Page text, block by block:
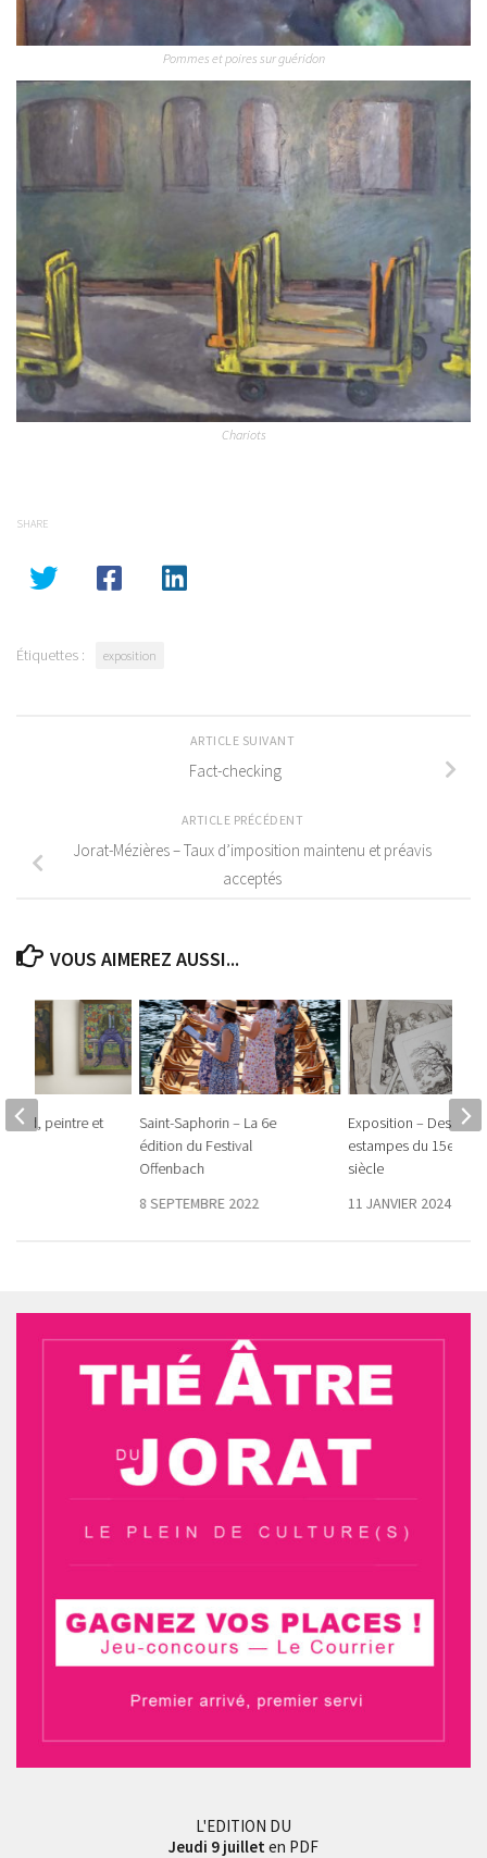
Pommes et poires sur guéridon
Chariots
SHARE
Étiquettes : exposition
ARTICLE SUIVANT
Fact-checking
ARTICLE PRÉCÉDENT
Jorat-Mézières – Taux d’imposition maintenu et préavis
acceptés
VOUS AIMEREZ AUSSI...
Saint-Saphorin – La 6e
édition du Festival
Offenbach
8 SEPTEMBRE 2022
Exposition – Dessins
estampes du 15e au
siècle
11 JANVIER 2024
peintre et
L'EDITION DU
Jeudi 9 juillet en PDF